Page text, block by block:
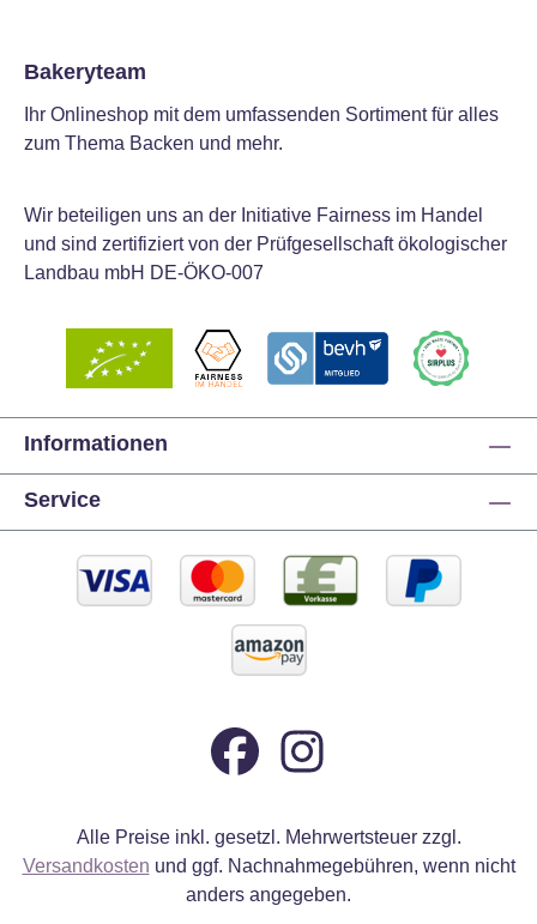
Bakeryteam
Ihr Onlineshop mit dem umfassenden Sortiment für alles
zum Thema Backen und mehr.
Wir beteiligen uns an der Initiative Fairness im Handel
und sind zertifiziert von der Prüfgesellschaft ökologischer
Landbau mbH DE-ÖKO-007
Informationen
Service
Alle Preise inkl. gesetzl. Mehrwertsteuer zzgl.
Versandkosten und ggf. Nachnahmegebühren, wenn nicht
anders angegeben.